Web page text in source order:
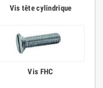
Vis tête cylindrique
Vis FHC